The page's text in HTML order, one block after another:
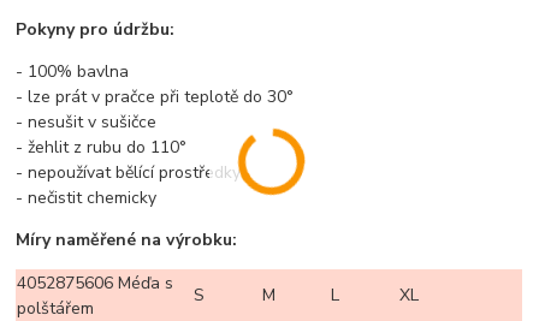
Pokyny pro údržbu:
- 100% bavlna
- lze prát v pračce při teplotě do 30°
- nesušit v sušičce
- žehlit z rubu do 110°
- nepoužívat bělící prostředky
- nečistit chemicky
Míry naměřené na výrobku:
4052875606 Méďa s
polštářem
S M L
XL